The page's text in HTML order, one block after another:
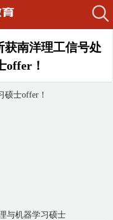
获南洋理工信号处
offer！
硕士offer！
与机器学习硕士